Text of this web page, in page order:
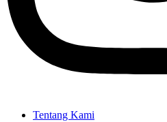
Tentang Kami